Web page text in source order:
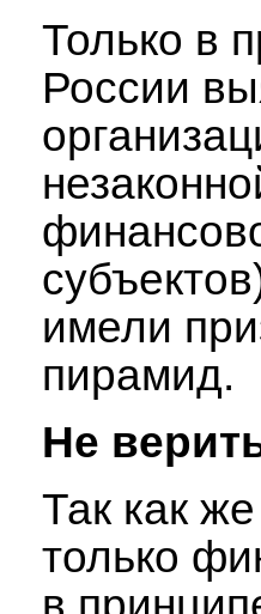
Только в
России
имели
пирамид.
Не
Так как
только